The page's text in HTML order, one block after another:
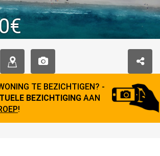
TE BEZICHTIGEN? -
BEZICHTIGING AAN
!